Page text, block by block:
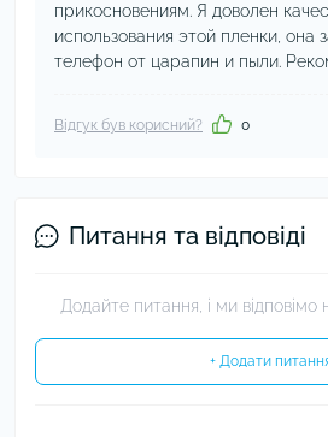
прикосновениям. Я доволен
использования этой пленки, она
телефон от царапин и пыли.
Відгук був корисний? 0
Питання та відповіді
Додайте питання, і ми
+ Додати